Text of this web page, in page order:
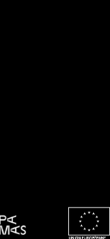
Cinemas